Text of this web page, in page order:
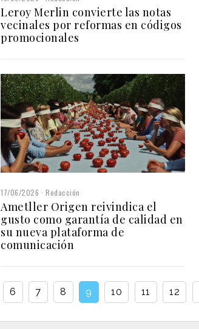
Leroy Merlin convierte las notas
vecinales por reformas en códigos
promocionales
17/06/2026 Redacción
Ametller Origen reivindica el
gusto como garantía de calidad en
su nueva plataforma de
comunicación
6 7 8 9 10 11 12